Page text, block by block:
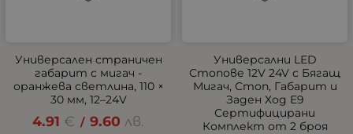
Универсален страничен
габарит с мигач -
оранжева светлина, 110 ×
30 мм, 12–24V
4.91 € / 9.60 лв.
Универсални LED
Стопове 12V 24V с Бягащ
Мигач, Стоп, Габарит и
Заден Ход E9
Сертифицирани
Комплект от 2 броя